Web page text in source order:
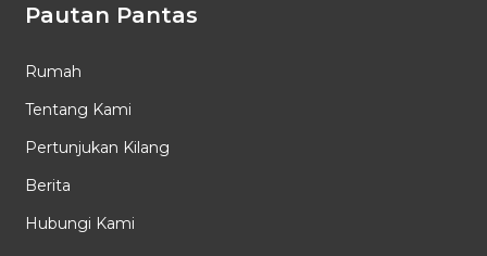
Pautan Pantas
Rumah
Tentang Kami
Pertunjukan Kilang
Berita
Hubungi Kami